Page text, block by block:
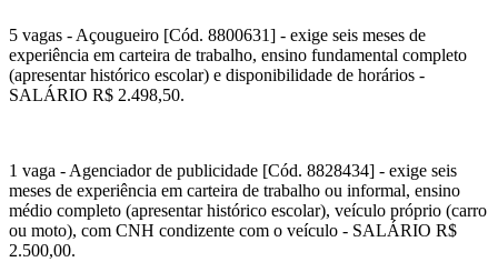
5 vagas - Açougueiro [Cód. 8800631] - exige seis meses de
experiência em carteira de trabalho, ensino fundamental completo
(apresentar histórico escolar) e disponibilidade de horários -
SALÁRIO R$ 2.498,50.
1 vaga - Agenciador de publicidade [Cód. 8828434] - exige seis
meses de experiência em carteira de trabalho ou informal, ensino
médio completo (apresentar histórico escolar), veículo próprio (carro
ou moto), com CNH condizente com o veículo - SALÁRIO R$
2.500,00.